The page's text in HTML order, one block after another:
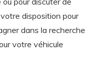
disposition pour
dans la recherche
votre véhicule